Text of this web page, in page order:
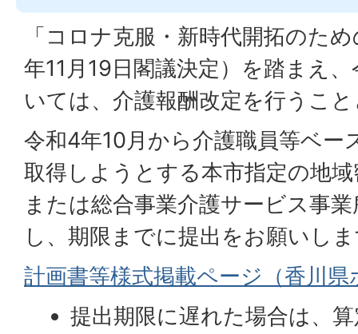
「コロナ克服・新時代開拓のた
年11月19日閣議決定）を踏まえ
いては、介護報酬改定を行うこ
令和4年10月から介護職員等ベー
取得しようとする本市指定の地
または総合事業介護サービス事
し、期限までに提出をお願いし
計画書等様式掲載ページ（香川
提出期限に遅れた場合は、